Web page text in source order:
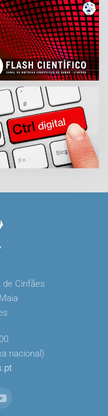
Cinfães
nacional)
.pt